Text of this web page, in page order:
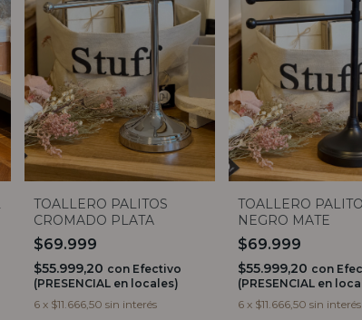
TOALLERO PALITOS
CROMADO PLATA
$69.999
$55.999,20 con Efectivo
(PRESENCIAL en locales)
6 x $11.666,50 sin interés
TOALLERO
NEGRO MATE
$69.999
$55.999,20 con
(PRESENCIAL en
6 x $11.666,50 sin interés